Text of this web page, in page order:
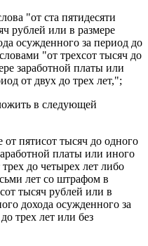
"от ста пятидесяти
рублей или в размере
осужденного за период до
"от трехсот тысяч до
заработной платы или
от двух до трех лет,";
в следующей
пятисот тысяч до одного
платы или иного
до четырех лет либо
лет со штрафом в
тысяч рублей или в
дохода осужденного за
трех лет или без